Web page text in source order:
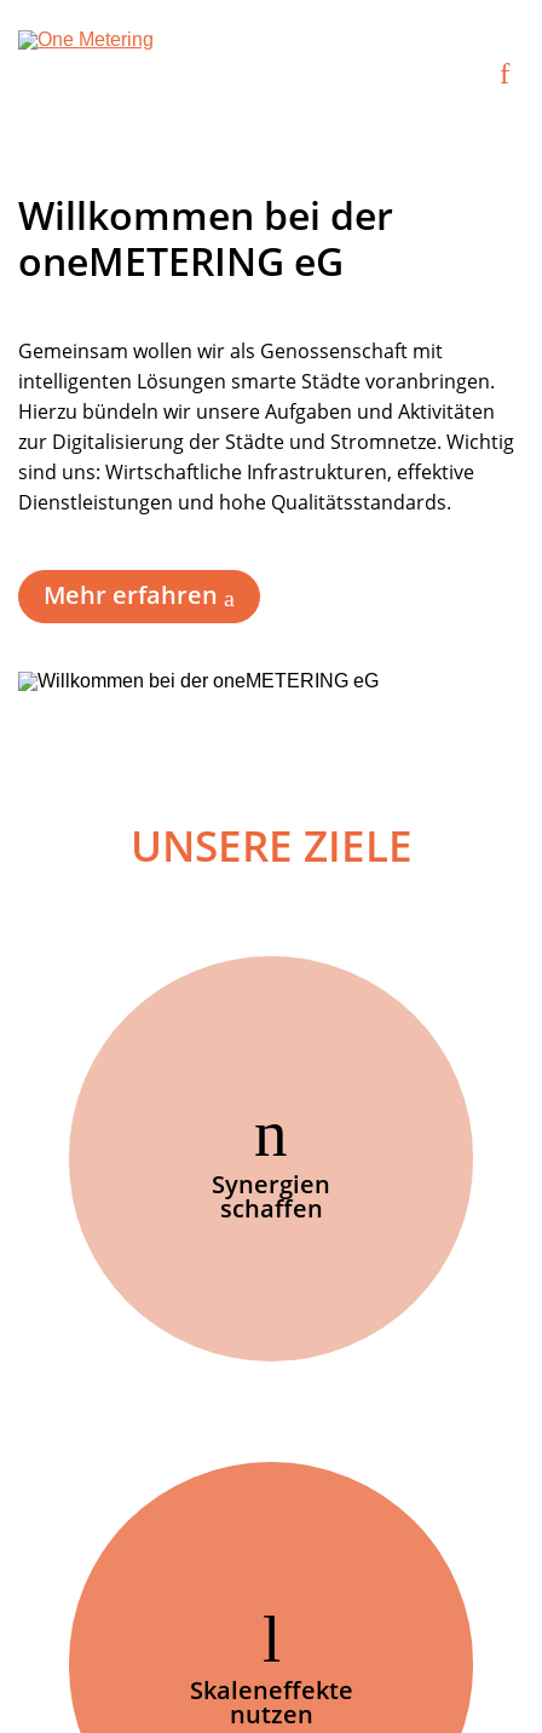
Willkommen bei der
oneMETERING eG
Gemeinsam wollen wir als Genossenschaft mit
intelligenten Lösungen smarte Städte voranbringen.
Hierzu bündeln wir unsere Aufgaben und Aktivitäten
zur Digitalisierung der Städte und Stromnetze. Wichtig
sind uns: Wirtschaftliche Infrastrukturen, effektive
Dienstleistungen und hohe Qualitätsstandards.
Mehr erfahren
UNSERE ZIELE
Synergien
schaffen
Skaleneffekte
nutzen